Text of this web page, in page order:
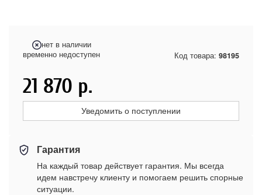
нет в наличии
временно недоступен
Код товара: 98195
21 870 р.
Уведомить о поступлении
Гарантия
На каждый товар действует гарантия. Мы всегда
идем навстречу клиенту и помогаем решить спорные
ситуации.